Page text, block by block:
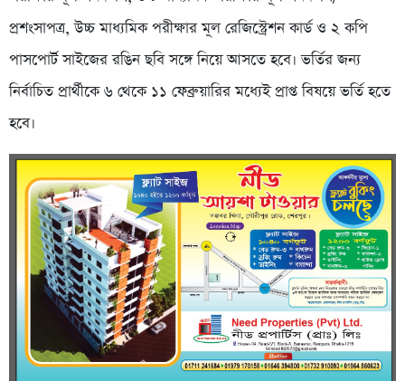
প্রশংসাপত্র, উচ্চ মাধ্যমিক পরীক্ষার মূল রেজিস্ট্রেশন কার্ড ও ২ কপি
পাসপোর্ট সাইজের রঙিন ছবি সঙ্গে নিয়ে আসতে হবে। ভর্তির জন্য
নির্বাচিত প্রার্থীকে ৬ থেকে ১১ ফেব্রুয়ারির মধ্যেই প্রাপ্ত বিষয়ে ভর্তি হতে
হবে।